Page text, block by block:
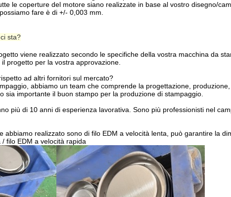
le coperture del motore siano realizzate in base al vostro disegno/
fare è di +/- 0,003 mm.
sta?
viene realizzato secondo le specifiche della vostra macchina da
progetto per la vostra approvazione.
ad altri fornitori sul mercato?
abbiamo un team che comprende la progettazione,
sia importante il buon stampo per la produzione di stampaggio.
più di 10 anni di esperienza lavorativa. Sono più professionisti nel
abbiamo realizzato sono di filo EDM a velocità lenta, può garantire la
filo EDM a velocità rapida